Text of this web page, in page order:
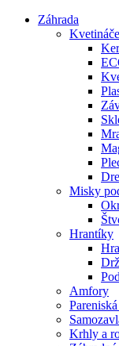
Záhrada
Kvetináče
Misky
Hrantíky
Amfory
Krhly a